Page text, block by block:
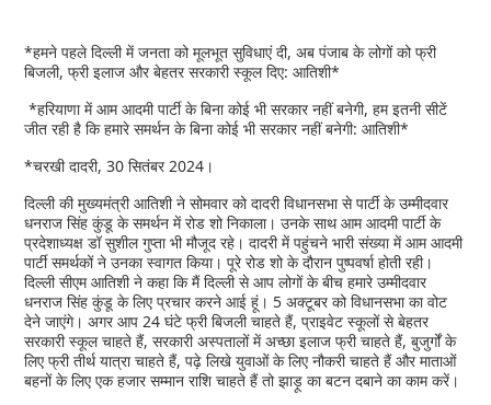
*हमने पहले दिल्ली में जनता को मूलभूत सुविधाएं दी, अब पंजाब के लोगों को फ्री
बिजली, फ्री इलाज और बेहतर सरकारी स्कूल दिए: आतिशी*
*हरियाणा में आम आदमी पार्टी के बिना कोई भी सरकार नहीं बनेगी, हम इतनी सीटें
जीत रही है कि हमारे समर्थन के बिना कोई भी सरकार नहीं बनेगी: आतिशी*
*चरखी दादरी, 30 सितंबर 2024।
दिल्ली की मुख्यमंत्री आतिशी ने सोमवार को दादरी विधानसभा से पार्टी के उम्मीदवार
धनराज सिंह कुंडू के समर्थन में रोड शो निकाला। उनके साथ आम आदमी पार्टी के
प्रदेशाध्यक्ष डॉ सुशील गुप्ता भी मौजूद रहे। दादरी में पहुंचने भारी संख्या में आम आदमी
पार्टी समर्थकों ने उनका स्वागत किया। पूरे रोड शो के दौरान पुष्पवर्षा होती रही।
दिल्ली सीएम आतिशी ने कहा कि मैं दिल्ली से आप लोगों के बीच हमारे उम्मीदवार
धनराज सिंह कुंडू के लिए प्रचार करने आई हूं। 5 अक्टूबर को विधानसभा का वोट
देने जाएंगे। अगर आप 24 घंटे फ्री बिजली चाहते हैं, प्राइवेट स्कूलों से बेहतर
सरकारी स्कूल चाहते हैं, सरकारी अस्पतालों में अच्छा इलाज फ्री चाहते हैं, बुजुर्गों के
लिए फ्री तीर्थ यात्रा चाहते हैं, पढ़े लिखे युवाओं के लिए नौकरी चाहते हैं और माताओं
बहनों के लिए एक हजार सम्मान राशि चाहते हैं तो झाड़ू का बटन दबाने का काम करें।